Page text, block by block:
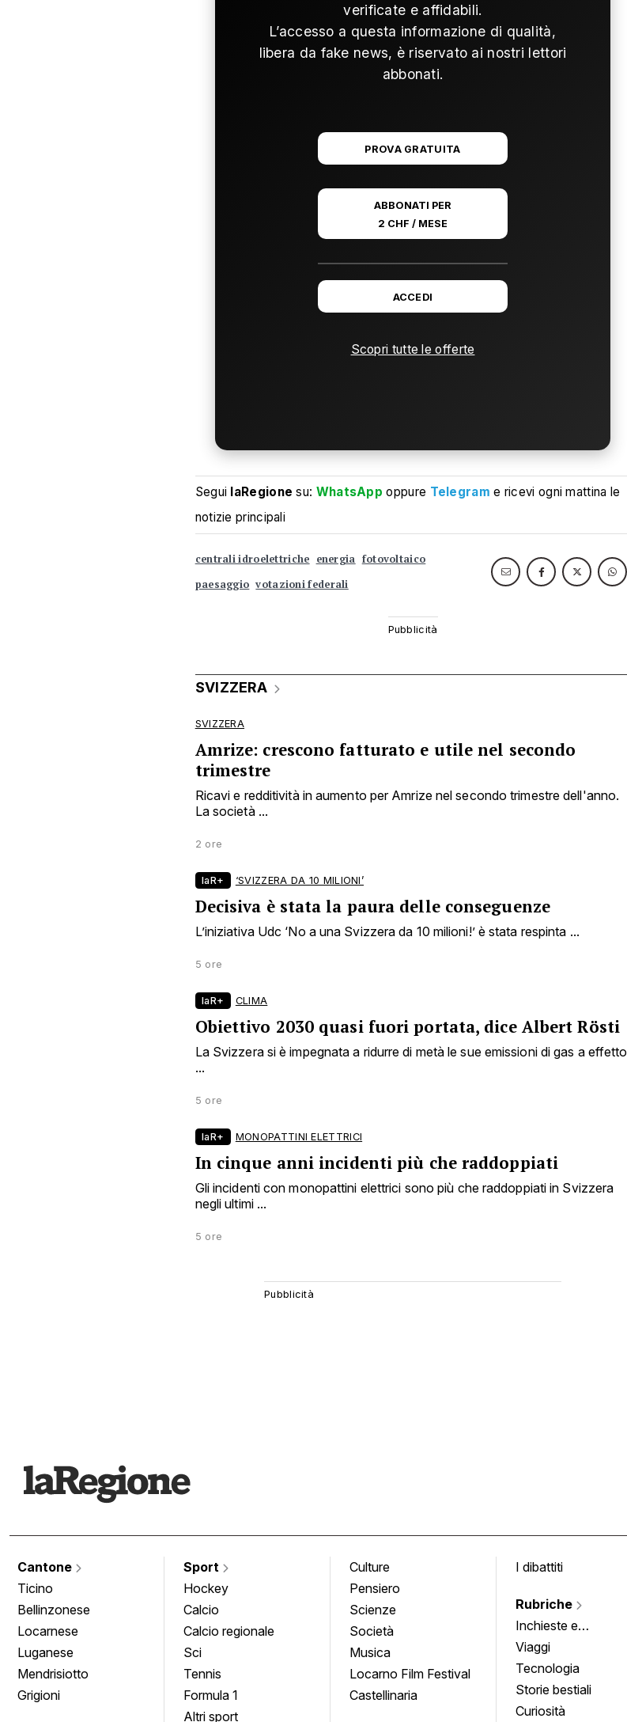
verificate e affidabili.
L’accesso a questa informazione di qualità,
libera da fake news, è riservato ai nostri lettori
abbonati.
PROVA GRATUITA
ABBONATI PER
2 CHF / MESE
ACCEDI
Scopri tutte le offerte
Segui laRegione su: WhatsApp oppure Telegram e ricevi ogni mattina le
notizie principali
centrali idroelettriche energia fotovoltaico
paesaggio votazioni federali
SVIZZERA
SVIZZERA
Amrize: crescono fatturato e utile nel secondo
trimestre
Ricavi e redditività in aumento per Amrize nel secondo trimestre dell'anno.
La società ...
2 ore
laR+ ‘SVIZZERA DA 10 MILIONI’
Decisiva è stata la paura delle conseguenze
L’iniziativa Udc ‘No a una Svizzera da 10 milioni!’ è stata respinta ...
5 ore
laR+ CLIMA
Obiettivo 2030 quasi fuori portata, dice Albert Rösti
La Svizzera si è impegnata a ridurre di metà le sue emissioni di gas a effetto
...
5 ore
laR+ MONOPATTINI ELETTRICI
In cinque anni incidenti più che raddoppiati
Gli incidenti con monopattini elettrici sono più che raddoppiati in Svizzera
negli ultimi ...
5 ore
Cantone
Ticino
Bellinzonese
Locarnese
Luganese
Mendrisiotto
Grigioni
Sport
Hockey
Calcio
Calcio regionale
Sci
Tennis
Formula 1
Altri sport
Culture
Pensiero
Scienze
Società
Musica
Locarno Film Festival
Castellinaria
I dibattiti
Rubriche
Inchieste e
approfondimenti
Viaggi
Tecnologia
Storie bestiali
Curiosità